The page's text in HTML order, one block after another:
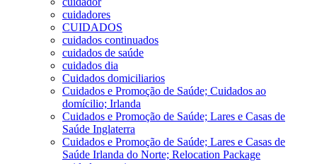
cuidadores
CUIDADOS
cuidados continuados
cuidados de saúde
cuidados dia
Cuidados domiciliarios
Cuidados e Promoção de Saúde; Cuidados ao
domícilio; Irlanda
Cuidados e Promoção de Saúde; Lares e Casas de
Saúde Inglaterra
Cuidados e Promoção de Saúde; Lares e Casas de
Saúde Irlanda do Norte; Relocation Package